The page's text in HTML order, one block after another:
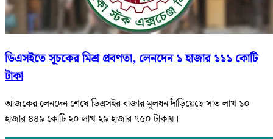
ডিএসইতে সূচকের মিশ্র প্রবণতা, লেনদেন ১ হাজার ১১১ কোটি
টাকা
আজকের লেনদেন শেষে ডিএসইর বাজার মূলধন দাঁড়িয়েছে সাত লাখ ১০
হাজার ৪৪৯ কোটি ২০ লাখ ২৯ হাজার ৭৫০ টাকায়।